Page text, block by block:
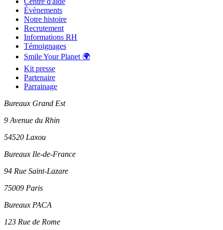
Évènements
Notre histoire
Recrutement
Informations RH
Témoignages
Smile Your Planet 🌍
Kit presse
Partenaire
Parrainage
Bureaux Grand Est
9 Avenue du Rhin
54520 Laxou
Bureaux Ile-de-France
94 Rue Saint-Lazare
75009 Paris
Bureaux PACA
123 Rue de Rome